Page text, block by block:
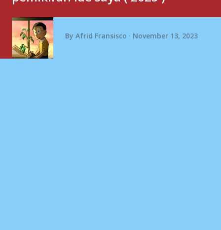
By Afrid Fransisco November 13, 2023